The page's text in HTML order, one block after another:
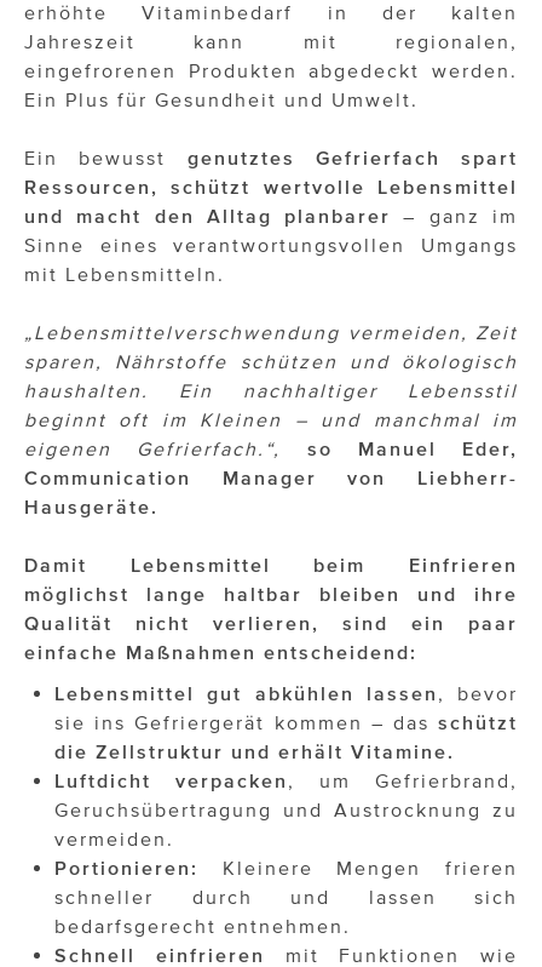
erhöhte Vitaminbedarf in der kalten
Jahreszeit kann mit regionalen,
eingefrorenen Produkten abgedeckt werden.
Ein Plus für Gesundheit und Umwelt.
Ein bewusst genutztes Gefrierfach spart
Ressourcen, schützt wertvolle Lebensmittel
und macht den Alltag planbarer
– ganz im
Sinne eines verantwortungsvollen Umgangs
mit Lebensmitteln.
„Lebensmittelverschwendung vermeiden, Zeit
sparen, Nährstoffe schützen und ökologisch
haushalten. Ein nachhaltiger Lebensstil
beginnt oft im Kleinen – und manchmal im
eigenen Gefrierfach.“,
so Manuel Eder,
Communication Manager von Liebherr-
Hausgeräte.
Damit Lebensmittel beim Einfrieren
möglichst lange haltbar bleiben und ihre
Qualität nicht verlieren, sind ein paar
einfache Maßnahmen entscheidend:
Lebensmittel gut abkühlen lassen , bevor
sie ins Gefriergerät kommen – das schützt
die Zellstruktur und erhält Vitamine.
Luftdicht verpacken , um Gefrierbrand,
Geruchsübertragung und Austrocknung zu
vermeiden.
Portionieren:
Kleinere Mengen frieren
schneller durch und lassen sich
bedarfsgerecht entnehmen.
Schnell einfrieren
mit Funktionen wie